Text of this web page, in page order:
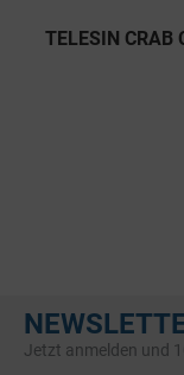
TELESIN CRAB
Jetzt anmelden und